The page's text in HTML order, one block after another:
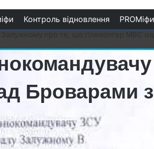
Контроль відновлення PROМіфи
Броварами